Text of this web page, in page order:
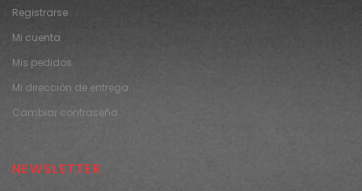
Registrarse
Mi cuenta
Mis pedidos
Mi dirección de entrega
Cambiar contraseña
NEWSLETTER